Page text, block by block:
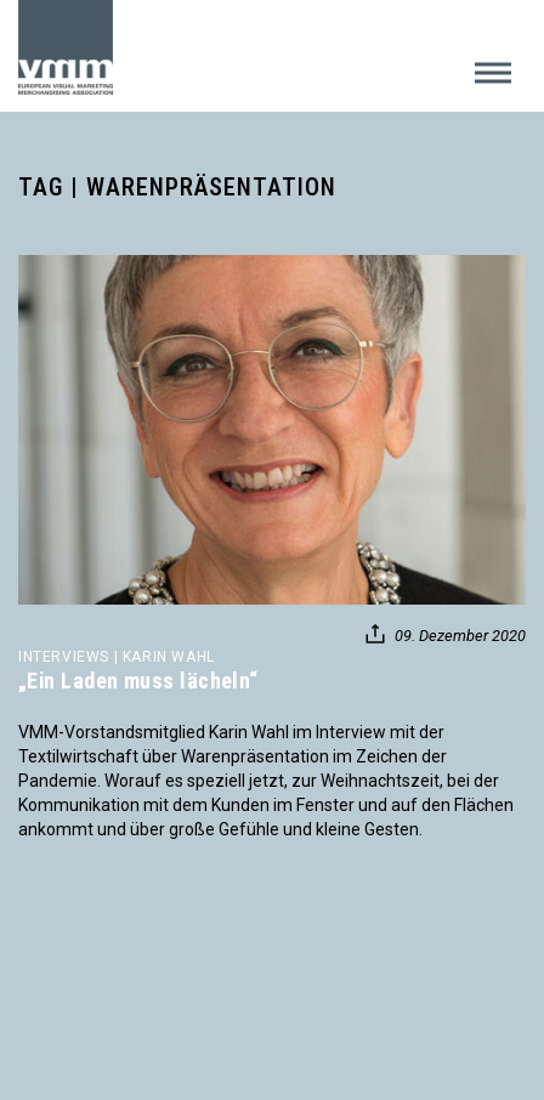
TAG | WARENPRÄSENTATION
09. Dezember 2020
INTERVIEWS | KARIN WAHL
„Ein Laden muss lächeln“
VMM-Vorstandsmitglied Karin Wahl im Interview mit der
Textilwirtschaft über Warenpräsentation im Zeichen der
Pandemie. Worauf es speziell jetzt, zur Weihnachtszeit, bei der
Kommunikation mit dem Kunden im Fenster und auf den Flächen
ankommt und über große Gefühle und kleine Gesten.